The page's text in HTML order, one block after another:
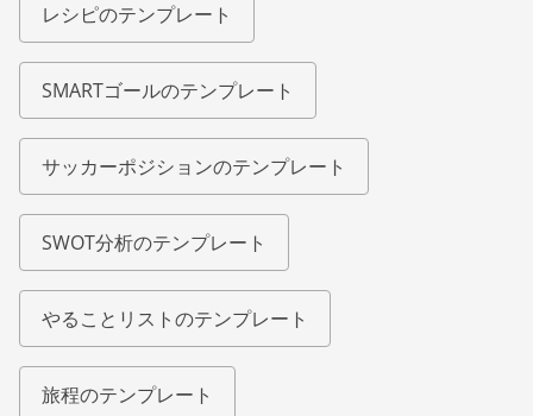
レシピのテンプレート
SMARTゴールのテンプレート
サッカーポジションのテンプレート
SWOT分析のテンプレート
やることリストのテンプレート
旅程のテンプレート